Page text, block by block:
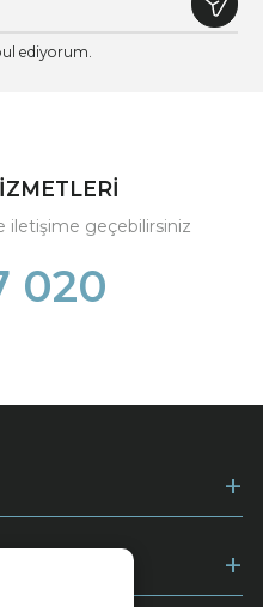
ediyorum.
iletişime geçebilirsiniz
020